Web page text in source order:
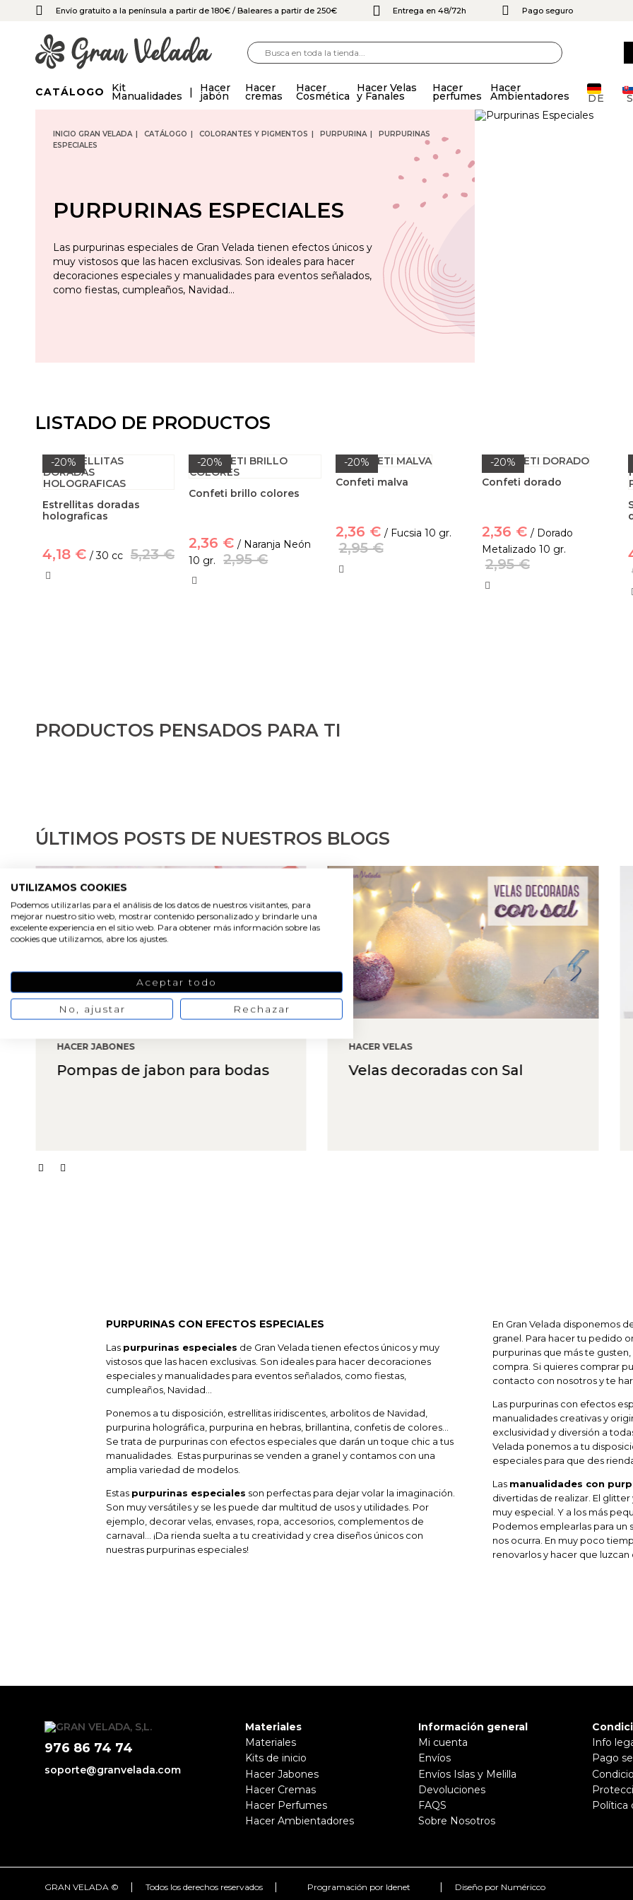
Envío gratuito a la península a partir de 180€ / Baleares a partir de 250€ Entrega en 48/72h Pago seguro
CATÁLOGO Kit
Manualidades
Hacer
jabón
Hacer
cremas
Hacer
Cosmética
Hacer Velas
y Fanales
Hacer
perfumes
Hacer
Ambientadores DE
INICIO GRAN VELADA CATÁLOGO COLORANTES Y PIGMENTOS PURPURINA
PURPURINAS
ESPECIALES
PURPURINAS ESPECIALES
Las purpurinas especiales de Gran Velada tienen efectos únicos y
muy vistosos que las hacen exclusivas. Son ideales para hacer
decoraciones especiales y manualidades para eventos señalados,
como fiestas, cumpleaños, Navidad…
LISTADO DE PRODUCTOS
-20%
Estrellitas doradas
holograficas
4,18 € / 30 cc 5,23 €
-20%
Confeti brillo colores
2,36 € / Naranja Neón
10 gr.
2,95 €
-20%
Confeti malva
2,36 € / Fucsia 10 gr.
2,95 €
-20%
Confeti dorado
2,36 € / Dorado
Metalizado 10 gr.
2,95 €
PRODUCTOS PENSADOS PARA TI
ÚLTIMOS POSTS DE NUESTROS BLOGS
HACER VELAS
Velas decoradas con Sal
HACER VELAS
Decorar botes de cristal para
PURPURINAS CON EFECTOS ESPECIALES
Las purpurinas especiales de Gran Velada tienen efectos únicos y muy
vistosos que las hacen exclusivas. Son ideales para hacer decoraciones
especiales y manualidades para eventos señalados, como fiestas,
cumpleaños, Navidad…
Ponemos a tu disposición, estrellitas iridiscentes, arbolitos de Navidad,
purpurina holográfica, purpurina en hebras, brillantina, confetis de colores…
Se trata de purpurinas con efectos especiales que darán un toque chic a tus
manualidades. Estas purpurinas se venden a granel y contamos con una
amplia variedad de modelos.
Estas purpurinas especiales son perfectas para dejar volar la imaginación.
Son muy versátiles y se les puede dar multitud de usos y utilidades. Por
ejemplo, decorar velas, envases, ropa, accesorios, complementos de
carnaval… ¡Da rienda suelta a tu creatividad y crea diseños únicos con
nuestras purpurinas especiales!
En Gran Velada disponemos
granel. Para hacer tu pedido
purpurinas que más te
compra. Si quieres comprar
contacto con nosotros y te
Las purpurinas con efectos
manualidades creativas y
exclusividad y diversión a
Velada ponemos a tu
especiales para que des
Las manualidades con
divertidas de realizar. El
muy especial. Y a los más
Podemos emplearlas para un
nos ocurra. En muy poco
renovarlos y hacer que luzcan
976 86 74 74
soporte@granvelada.com
Materiales
Materiales
Kits de inicio
Hacer Jabones
Hacer Cremas
Hacer Perfumes
Hacer Ambientadores
Información general
Mi cuenta
Envíos
Envíos Islas y Melilla
Devoluciones
FAQS
Sobre Nosotros
Info
Pago
Política
GRAN VELADA © | Todos los derechos reservados | Programación por Idenet | Diseño por Numéricco
UTILIZAMOS COOKIES
Podemos utilizarlas para el análisis de los datos de nuestros visitantes, para
mejorar nuestro sitio web, mostrar contenido personalizado y brindarle una
excelente experiencia en el sitio web. Para obtener más información sobre las
cookies que utilizamos, abre los ajustes.
Aceptar todo
No, ajustar Rechazar